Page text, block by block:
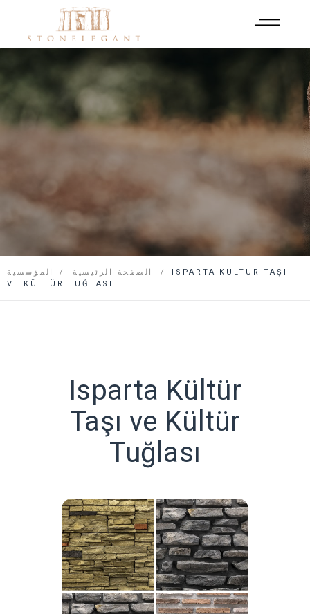
الصفحة الرئيسية المؤسسية
ISPARTA KÜLTÜR TAŞI
VE KÜLTÜR TUĞLASI
Isparta Kültür
Taşı ve Kültür
Tuğlası